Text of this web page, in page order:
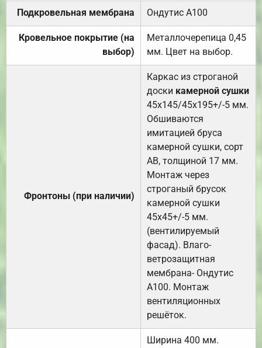
Подкровельная мембрана Ондутис А100
Кровельное покрытие (на
выбор)
Металлочерепица 0,45
мм. Цвет на выбор.
Фронтоны (при наличии)
Каркас из строганой
доски камерной сушки
45х145/45х195+/-5 мм.
Обшиваются
имитацией бруса
камерной сушки, сорт
АВ, толщиной 17 мм.
Монтаж через
строганый брусок
камерной сушки
45х45+/-5 мм.
(вентилируемый
фасад). Влаго-
ветрозащитная
мембрана- Ондутис
А100. Монтаж
вентиляционных
решёток.
Ширина 400 мм.